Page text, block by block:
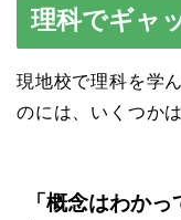
理科でギャ
現地校で理科を学
のには、いくつか
「概念はわか